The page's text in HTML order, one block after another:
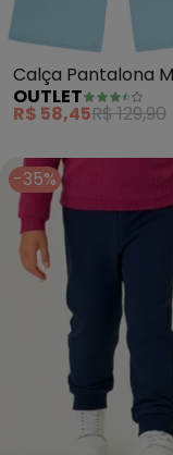
Calça Pantalona
(Azul)
OUTLET
R$ 58,45R$ 129,90
-35%